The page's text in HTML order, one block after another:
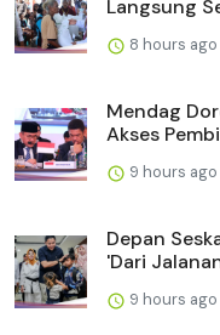
Langsung
8 hours ago
Mendag
Akses
9 hours ago
Depan
'Dari
9 hours ago